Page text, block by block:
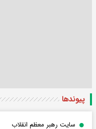
پیوندها
سایت رهبر معظم انقلاب